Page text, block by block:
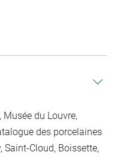
Musée du Louvre,
des porcelaines
Saint-Cloud, Boissette,